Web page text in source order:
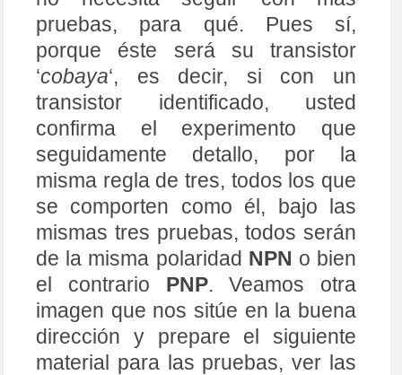
pruebas, para qué. Pues sí,
porque éste será su transistor
‘cobaya‘, es decir, si con un
transistor identificado, usted
confirma el experimento que
seguidamente detallo, por la
misma regla de tres, todos los que
se comporten como él, bajo las
mismas tres pruebas, todos serán
de la misma polaridad NPN o bien
el contrario PNP. Veamos otra
imagen que nos sitúe en la buena
dirección y prepare el siguiente
material para las pruebas, ver las